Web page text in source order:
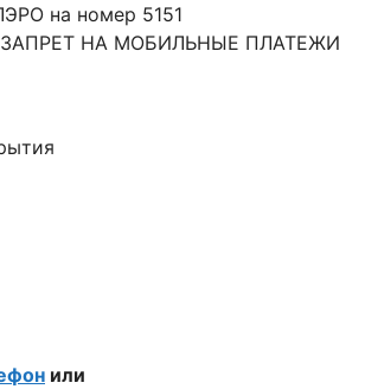
на номер 5151
ЗАПРЕТ НА МОБИЛЬНЫЕ ПЛАТЕЖИ
или